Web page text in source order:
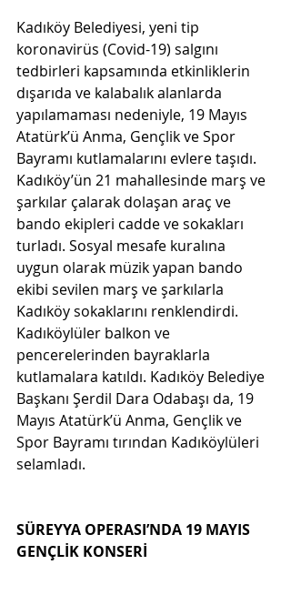
Kadıköy Belediyesi, yeni tip
koronavirüs (Covid-19) salgını
tedbirleri kapsamında etkinliklerin
dışarıda ve kalabalık alanlarda
yapılamaması nedeniyle, 19 Mayıs
Atatürk’ü Anma, Gençlik ve Spor
Bayramı kutlamalarını evlere taşıdı.
Kadıköy’ün 21 mahallesinde marş ve
şarkılar çalarak dolaşan araç ve
bando ekipleri cadde ve sokakları
turladı. Sosyal mesafe kuralına
uygun olarak müzik yapan bando
ekibi sevilen marş ve şarkılarla
Kadıköy sokaklarını renklendirdi.
Kadıköylüler balkon ve
pencerelerinden bayraklarla
kutlamalara katıldı. Kadıköy Belediye
Başkanı Şerdil Dara Odabaşı da, 19
Mayıs Atatürk’ü Anma, Gençlik ve
Spor Bayramı tırından Kadıköylüleri
selamladı.
SÜREYYA OPERASI’NDA 19 MAYIS
GENÇLİK KONSERİ